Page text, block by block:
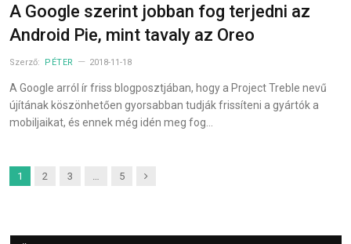
A Google szerint jobban fog terjedni az
Android Pie, mint tavaly az Oreo
Szerző: PÉTER 2018-11-18
A Google arról ír friss blogposztjában, hogy a Project Treble nevű
újítának köszönhetően gyorsabban tudják frissíteni a gyártók a
mobiljaikat, és ennek még idén meg fog…
1 2 3 5 Next